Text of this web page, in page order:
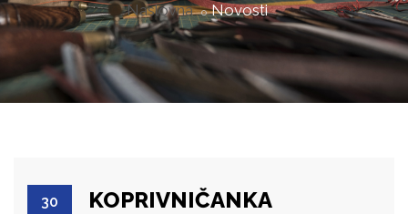
Naslovna Novosti
30
KOPRIVNIČANKA